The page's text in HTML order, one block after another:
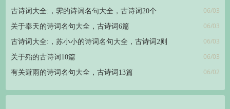
古诗词大全:，霁的诗词名句大全，古诗词20个 06/03
关于奉天的诗词名句大全，古诗词6篇 06/03
古诗词大全:，苏小小的诗词名句大全，古诗词2则 06/03
关于殆的古诗词10篇 06/03
有关避雨的诗词名句大全，古诗词13篇 06/02